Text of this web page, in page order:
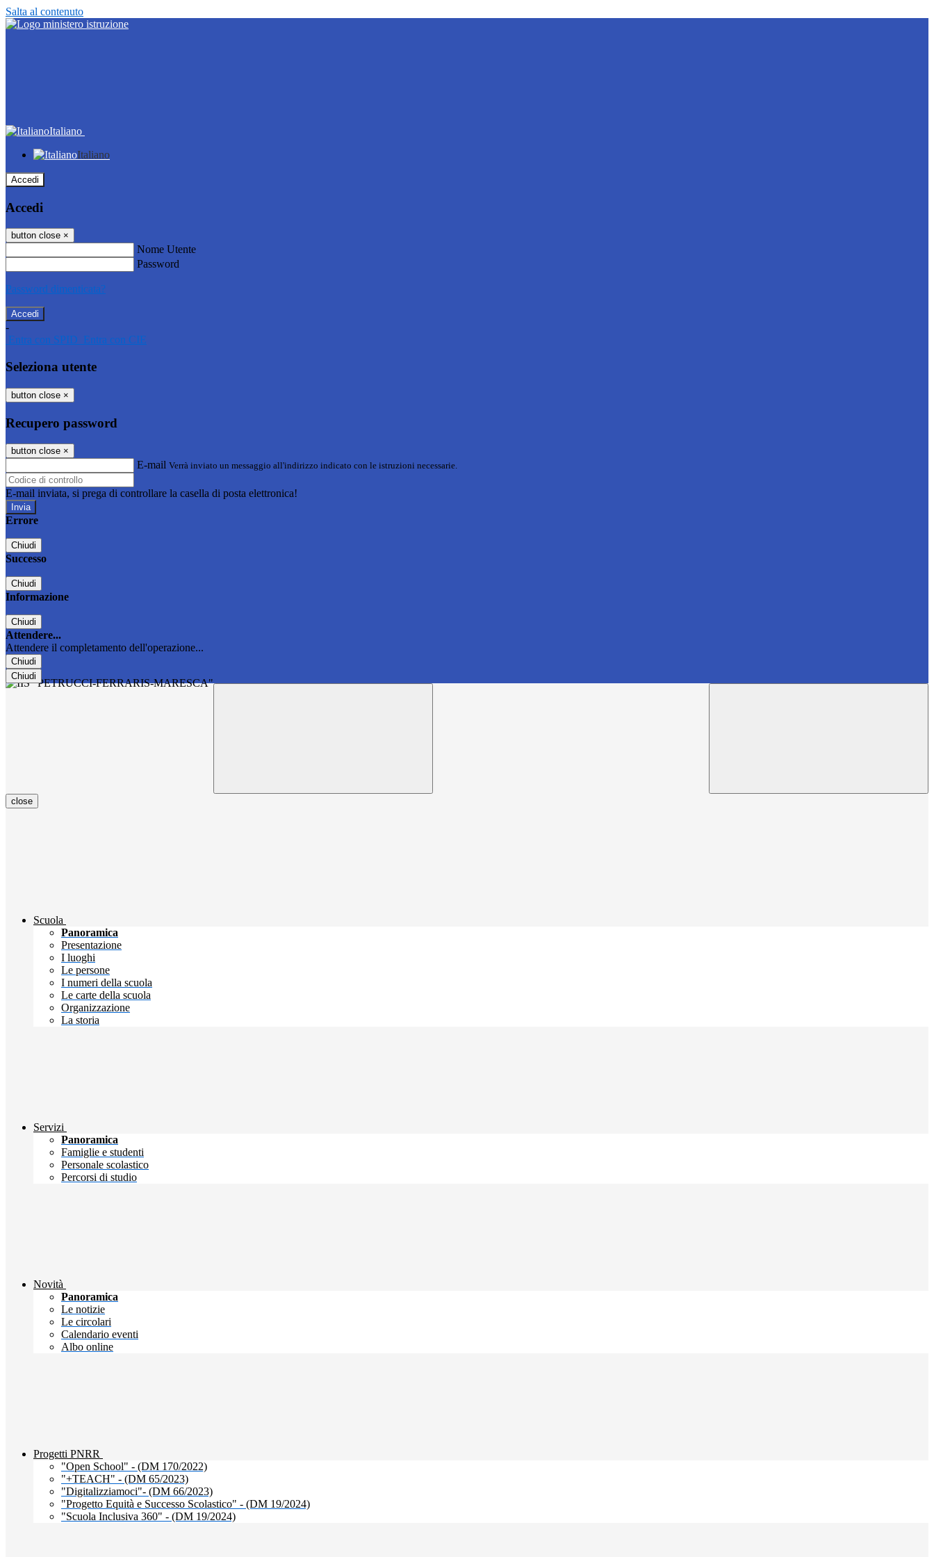
Salta al contenuto
Italiano
Italiano
Accedi
Accedi
button close ×
Nome Utente
Password
Password dimenticata?
-
Entra con SPID Entra con CIE
Seleziona utente
button close ×
Recupero password
button close ×
E-mail Verrà inviato un messaggio all'indirizzo indicato con le istruzioni necessarie.
E-mail inviata, si prega di controllare la casella di posta elettronica!
Errore
Chiudi
Successo
Chiudi
Informazione
Chiudi
Attendere...
Attendere il completamento dell'operazione...
Chiudi
Chiudi
close
Scuola
Panoramica
Presentazione
I luoghi
Le persone
I numeri della scuola
Le carte della scuola
Organizzazione
La storia
Servizi
Panoramica
Famiglie e studenti
Personale scolastico
Percorsi di studio
Novità
Panoramica
Le notizie
Le circolari
Calendario eventi
Albo online
Progetti PNRR
"Open School" - (DM 170/2022)
"+TEACH" - (DM 65/2023)
"Digitalizziamoci"- (DM 66/2023)
"Progetto Equità e Successo Scolastico" - (DM 19/2024)
"Scuola Inclusiva 360" - (DM 19/2024)